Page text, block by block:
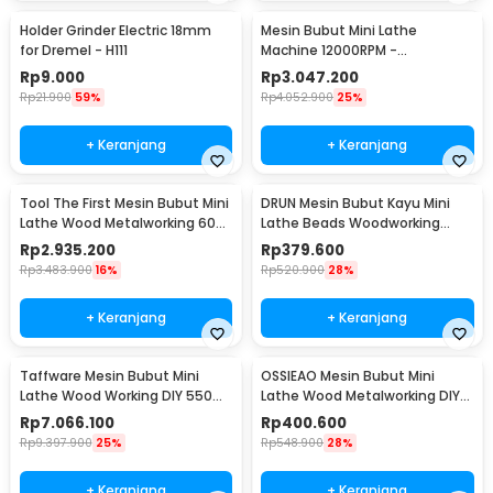
Holder Grinder Electric 18mm
for Dremel - H111
Rp9.000
Rp21.900 59%
+ Keranjang
Mesin Bubut Mini Lathe
Machine 12000RPM -
TZ20002MR
Rp3.047.200
Rp4.052.900 25%
+ Keranjang
Tool The First Mesin Bubut Mini
Lathe Wood Metalworking 60W
- TZ20002MG
Rp2.935.200
Rp3.483.900 16%
+ Keranjang
DRUN Mesin Bubut Kayu Mini
Lathe Beads Woodworking
150W - X707
Rp379.600
Rp520.900 28%
+ Keranjang
Taffware Mesin Bubut Mini
Lathe Wood Working DIY 550W
- MX0618
Rp7.066.100
Rp9.397.900 25%
OSSIEAO Mesin Bubut Mini
Lathe Wood Metalworking DIY
80W - HS001
Rp400.600
Rp548.900 28%